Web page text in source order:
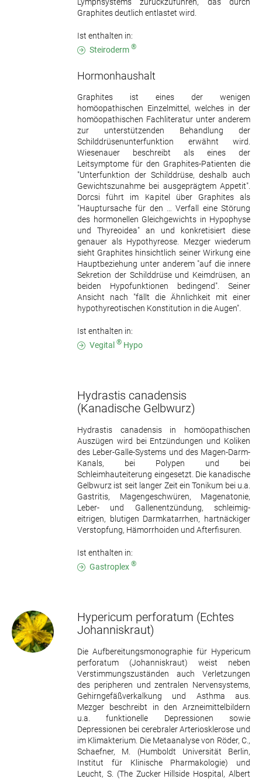
Lymphsystems zurückzuführen, das durch
Graphites deutlich entlastet wird.
Ist enthalten in:
Steiroderm ®
Hormonhaushalt
Graphites ist eines der wenigen
homöopathischen Einzelmittel, welches in der
homöopathischen Fachliteratur unter anderem
zur unterstützenden Behandlung der
Schilddrüsenunterfunktion erwähnt wird.
Wiesenauer beschreibt als eines der
Leitsymptome für den Graphites-Patienten die
"Unterfunktion der Schilddrüse, deshalb auch
Gewichtszunahme bei ausgeprägtem Appetit".
Dorcsi führt im Kapitel über Graphites als
"Hauptursache für den … Verfall eine Störung
des hormonellen Gleichgewichts in Hypophyse
und Thyreoidea" an und konkretisiert diese
genauer als Hypothyreose. Mezger wiederum
sieht Graphites hinsichtlich seiner Wirkung eine
Hauptbeziehung unter anderem "auf die innere
Sekretion der Schilddrüse und Keimdrüsen, an
beiden Hypofunktionen bedingend". Seiner
Ansicht nach "fällt die Ähnlichkeit mit einer
hypothyreotischen Konstitution in die Augen".
Ist enthalten in:
Vegital ® Hypo
Hydrastis canadensis
(Kanadische Gelbwurz)
Hydrastis canadensis in homöopathischen
Auszügen wird bei Entzündungen und Koliken
des Leber-Galle-Systems und des Magen-Darm-
Kanals, bei Polypen und bei
Schleimhauteiterung eingesetzt. Die kanadische
Gelbwurz ist seit langer Zeit ein Tonikum bei u.a.
Gastritis, Magengeschwüren, Magenatonie,
Leber- und Gallenentzündung, schleimig-
eitrigen, blutigen Darmkatarrhen, hartnäckiger
Verstopfung, Hämorrhoiden und Afterfisuren.
Ist enthalten in:
Gastroplex ®
Hypericum perforatum (Echtes
Johanniskraut)
Die Aufbereitungsmonographie für Hypericum
perforatum (Johanniskraut) weist neben
Verstimmungszuständen auch Verletzungen
des peripheren und zentralen Nervensystems,
Gehirngefäßverkalkung und Asthma aus.
Mezger beschreibt in den Arzneimittelbildern
u.a. funktionelle Depressionen sowie
Depressionen bei cerebraler Arteriosklerose und
im Klimakterium. Die Metaanalyse von Röder, C.,
Schaefner, M. (Humboldt Universität Berlin,
Institut für Klinische Pharmakologie) und
Leucht, S. (The Zucker Hillside Hospital, Albert